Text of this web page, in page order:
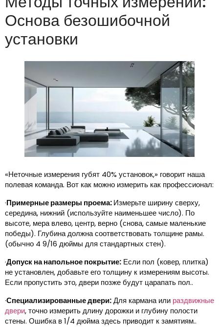
Основа безошибочной
установки
«Неточные измерения губят 40% установок,» говорит наша
полевая команда. Вот как можно измерить как профессионал:
·Примерные размеры проема:Измерьте ширину сверху,
середина, нижний (используйте наименьшее число). По
высоте, мера влево, центр, верно (снова, самые маленькие
победы). Глубина должна соответствовать толщине рамы.
(обычно 4 9/16 дюймы для стандартных стен).
·Допуск на напольное покрытие: Если пол (ковер, плитка)
не установлен, добавьте его толщину к измерениям высоты.
Если пропустить это, двери позже будут царапать пол..
·Специализированные двери:Для кармана или раздвижные
двери, точно измерить длину дорожки и глубину полости
стены. Ошибка в 1/4 дюйма здесь приводит к замятиям..